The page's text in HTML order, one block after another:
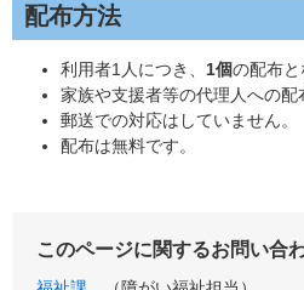
配布方法
利用者1人につき、 1個の配布と
家族や支援者等の代理人への配
郵送での対応はしていません。
配布は無料です。
このページに関するお問い合